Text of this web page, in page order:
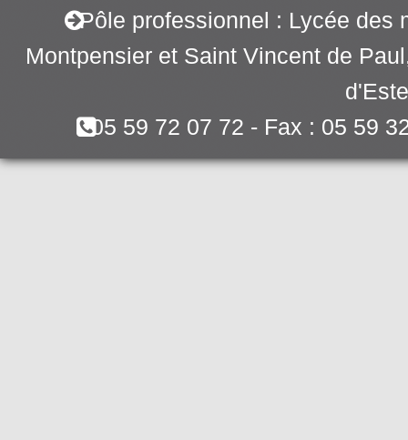
Pôle professionnel : Lycée des
Montpensier et Saint Vincent de
05 59 72 07 72 - Fax : 05 59